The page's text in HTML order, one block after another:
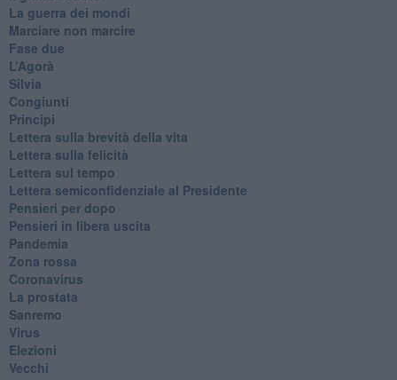
​La guerra dei mondi
Marciare non marcire
Fase due
L’Agorà
Silvia
Congiunti
Principi
​Lettera sulla brevità della vita
​Lettera sulla felicità
​Lettera sul tempo
Lettera semiconfidenziale al Presidente
Pensieri per dopo
​Pensieri in libera uscita
Pandemia
Zona rossa
Coronavirus
La prostata
Sanremo
Virus
Elezioni
Vecchi